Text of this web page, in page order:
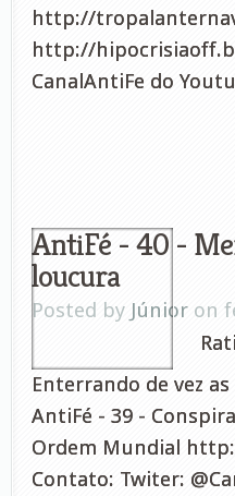
http://
http://
CanalAntiFe do
AntiFé - 40 -
loucura
Posted by Júnior on
Enterrando de vez
AntiFé - 39 -
Ordem Mundial
Contato: Twiter: